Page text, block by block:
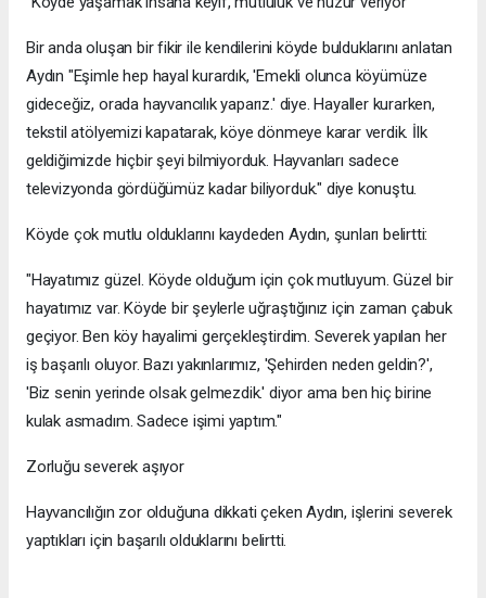
Bir anda oluşan bir fikir ile kendilerini köyde bulduklarını anlatan
Aydın "Eşimle hep hayal kurardık, 'Emekli olunca köyümüze
gideceğiz, orada hayvancılık yaparız.' diye. Hayaller kurarken,
tekstil atölyemizi kapatarak, köye dönmeye karar verdik. İlk
geldiğimizde hiçbir şeyi bilmiyorduk. Hayvanları sadece
televizyonda gördüğümüz kadar biliyorduk." diye konuştu.
Köyde çok mutlu olduklarını kaydeden Aydın, şunları belirtti:
"Hayatımız güzel. Köyde olduğum için çok mutluyum. Güzel bir
hayatımız var. Köyde bir şeylerle uğraştığınız için zaman çabuk
geçiyor. Ben köy hayalimi gerçekleştirdim. Severek yapılan her
iş başarılı oluyor. Bazı yakınlarımız, 'Şehirden neden geldin?',
'Biz senin yerinde olsak gelmezdik.' diyor ama ben hiç birine
kulak asmadım. Sadece işimi yaptım."
Zorluğu severek aşıyor
Hayvancılığın zor olduğuna dikkati çeken Aydın, işlerini severek
yaptıkları için başarılı olduklarını belirtti.